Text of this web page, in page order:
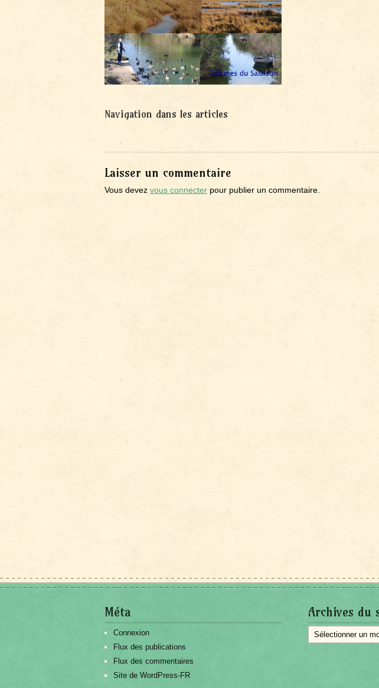
Navigation dans les articles
Laisser un commentaire
Vous devez vous connecter pour publier un commentaire.
Méta
Connexion
Flux des publications
Flux des commentaires
Site de WordPress-FR
Archives du
Archives
du